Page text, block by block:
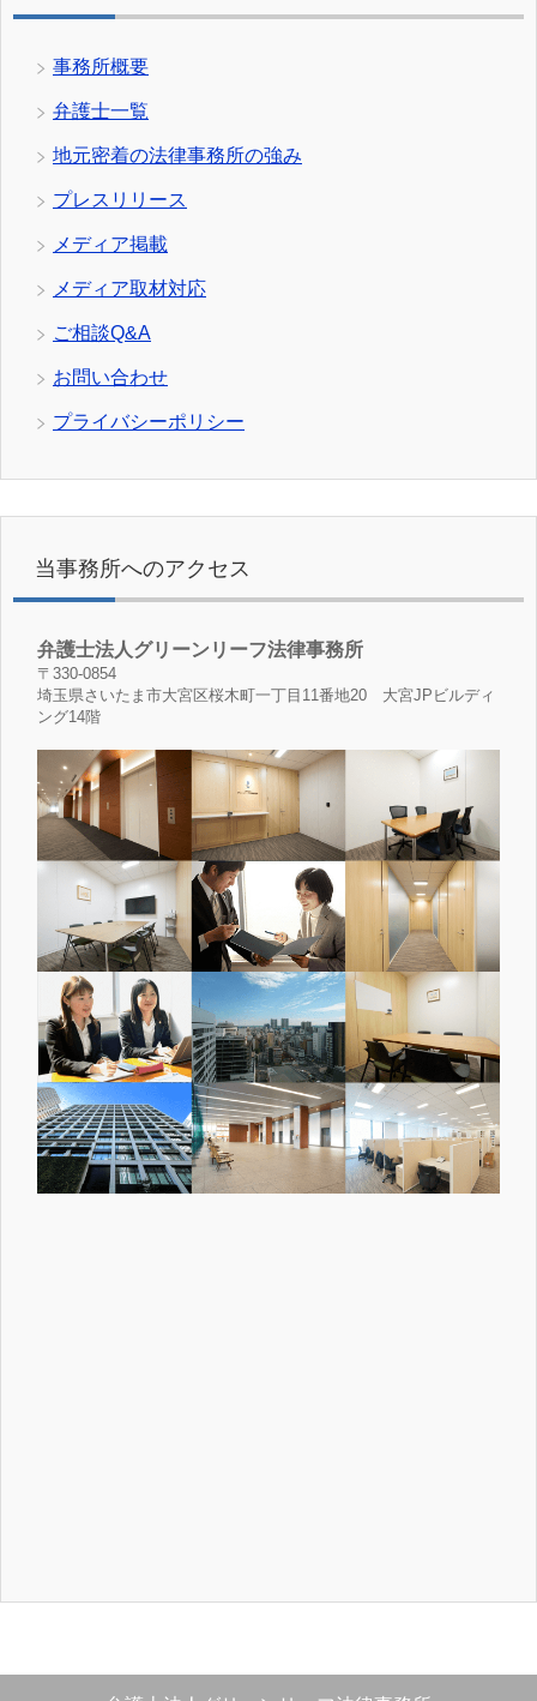
事務所概要
弁護士一覧
地元密着の法律事務所の強み
プレスリリース
メディア掲載
メディア取材対応
ご相談Q&A
お問い合わせ
プライバシーポリシー
当事務所へのアクセス
弁護士法人グリーンリーフ法律事務所
〒330-0854
埼玉県さいたま市大宮区桜木町一丁目11番地20 大宮JPビルディ
ング14階